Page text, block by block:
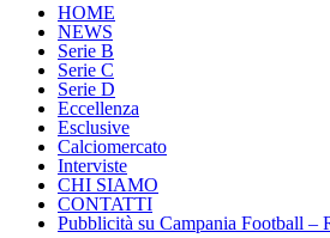
HOME
NEWS
Serie B
Serie C
Serie D
Eccellenza
Esclusive
Calciomercato
Interviste
CHI SIAMO
CONTATTI
Pubblicità su Campania Football –